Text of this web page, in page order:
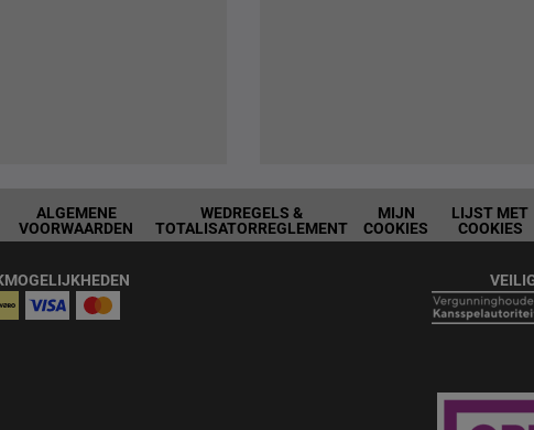
ALGEMENE
VOORWAARDEN
WEDREGELS &
TOTALISATORREGLEMENT
MIJN
COOKIES
LIJST MET
COOKIES